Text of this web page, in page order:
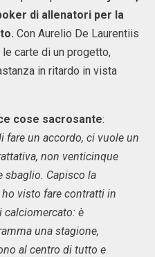
di allenatori per la
Con Aurelio De Laurentiis
carte di un progetto,
in ritardo in vista
cose sacrosante:
un accordo, ci vuole un
non venticinque
sbaglio. Capisco la
visto fare contratti in
è
una stagione,
al centro di tutto e